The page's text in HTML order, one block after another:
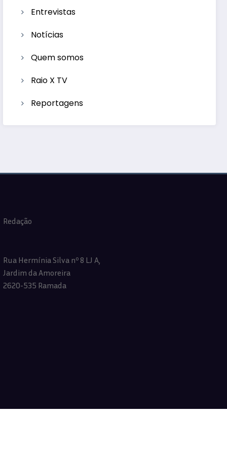
Entrevistas
Notícias
Quem somos
Raio X TV
Reportagens
Redação
Rua Hermínia Silva nº 8 LJ A,
Jardim da Amoreira
2620-535 Ramada